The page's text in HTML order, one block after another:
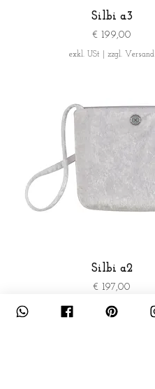
Silbi a3
Preis
€ 199,00
exkl. USt zzgl. Versand
Silbi a2
Preis
€ 197,00
exkl. USt |zzgl. Versand